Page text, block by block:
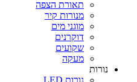
תאורת הצפה
מנורות קיר
מוגני מים
דוקרנים
שקועים
מעקה
נורות